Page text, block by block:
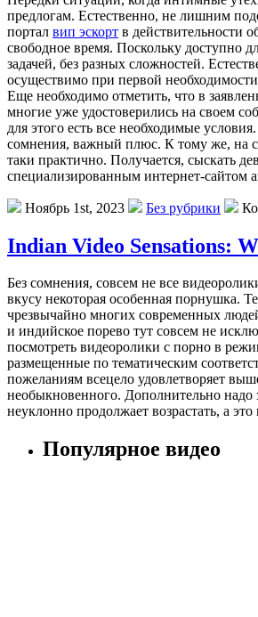
предлогам. Естественно, не лишним
портал вип эскорт в действительности
свободное время. Поскольку доступно
задачей, без разных сложностей.
осуществимо при первой
Еще необходимо отметить, что в
многие уже удостоверились на своем
для этого есть все необходимые
сомнения, важный плюс. К тому же, на
таки практично. Получается, сыскать
специализированным интернет-сайтом
Ноябрь 1st, 2023 Без рубрики
Indian Video Sensations:
Без сомнения, совсем не все
вкусу некоторая особенная порнушка.
чрезвычайно многих современных
и индийское порево тут совсем не
посмотреть видеоролики с порно в
размещенные по тематическим
пожеланиям всецело удовлетворяет
необыкновенного. Дополнительно надо
неуклонно продолжает возрастать, а
Популярное видео